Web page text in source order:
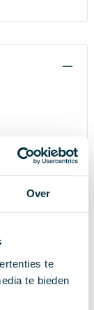
Over
te
te bieden
(PS)